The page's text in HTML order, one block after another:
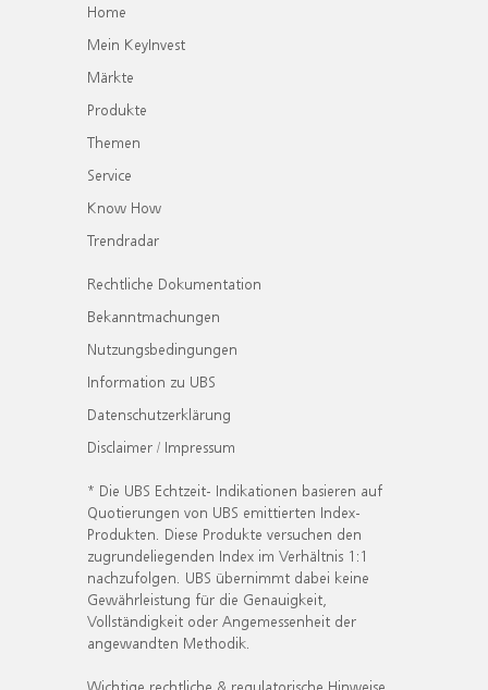
Home
Mein KeyInvest
Märkte
Produkte
Themen
Service
Know How
Trendradar
Rechtliche Dokumentation
Bekanntmachungen
Nutzungsbedingungen
Information zu UBS
Datenschutzerklärung
Disclaimer / Impressum
* Die UBS Echtzeit- Indikationen basieren auf
Quotierungen von UBS emittierten Index-
Produkten. Diese Produkte versuchen den
zugrundeliegenden Index im Verhältnis 1:1
nachzufolgen. UBS übernimmt dabei keine
Gewährleistung für die Genauigkeit,
Vollständigkeit oder Angemessenheit der
angewandten Methodik.